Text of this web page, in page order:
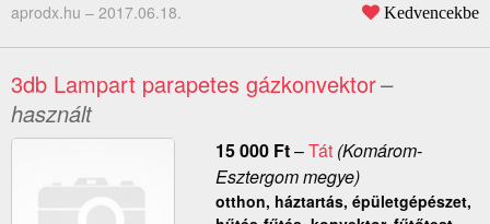
aprodx.hu – 2017.06.18. Kedvencekbe
3db Lampart parapetes gázkonvektor–
használt
15 000 Ft–Tát(Komárom-
Esztergom megye)
otthon, háztartás, épületgépészet,